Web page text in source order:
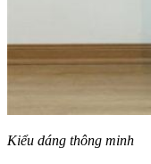
Kiểu dáng thông minh